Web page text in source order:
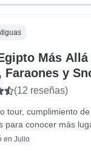
Más
Faraones y
(12 reseñas)
tour, cumplimiento
para conocer más
en Julio